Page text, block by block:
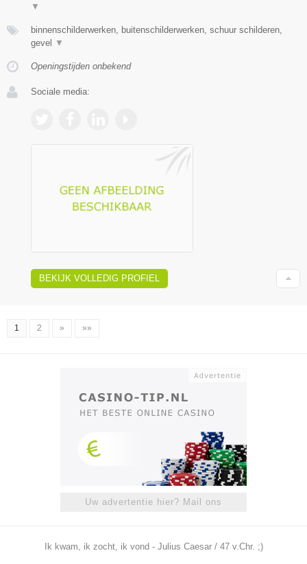
▼
binnenschilderwerken, buitenschilderwerken, schuur schilderen,
gevel
▼
Openingstijden onbekend
Sociale media:
BEKIJK VOLLEDIG PROFIEL
1 2 » »»
Uw advertentie hier? Mail ons
Ik kwam, ik zocht, ik vond - Julius Caesar / 47 v.Chr. ;)